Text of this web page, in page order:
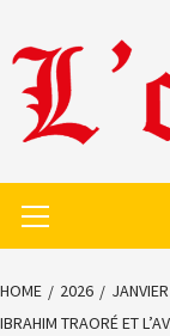
to
content
Menu
HOME 2026 JANVIER
IBRAHIM TRAORÉ ET